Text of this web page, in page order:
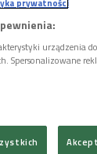
prywatności
urządzenia
Spersonalizowane